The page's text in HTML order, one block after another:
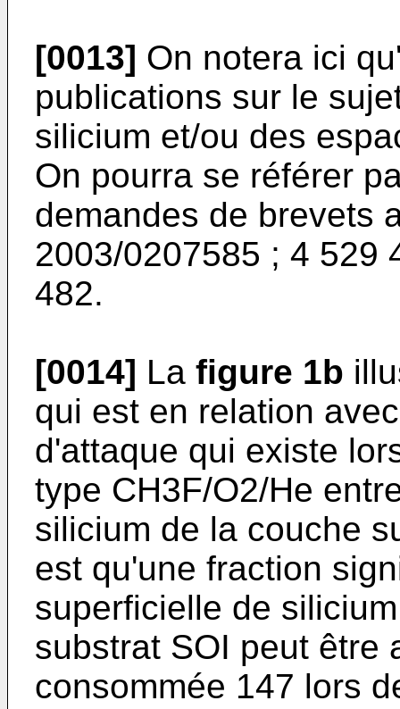
[0013] On notera ici
publications sur le
silicium et/ou des
On pourra se référer
demandes de brevets
2003/0207585 ; 4 529
482.
[0014] La figure 1b
qui est en relation
d'attaque qui existe
type CH3F/O2/He
silicium de la couche
est qu'une fraction
superficielle de
substrat SOI peut être
consommée 147 lors